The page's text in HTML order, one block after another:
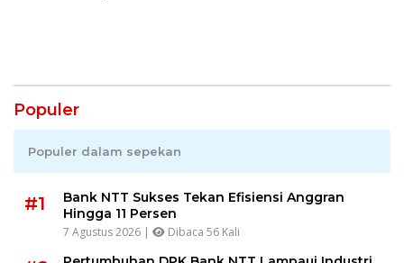
Populer
Populer dalam sepekan
#1
Bank NTT Sukses Tekan Efisiensi Anggran
Hingga 11 Persen
7 Agustus 2026 | Dibaca 56 Kali